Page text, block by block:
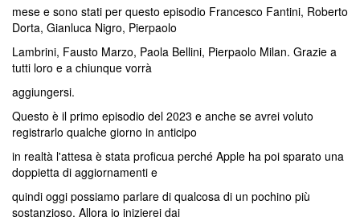
mese e sono stati per questo episodio Francesco Fantini, Roberto
Dorta, Gianluca Nigro, Pierpaolo
Lambrini, Fausto Marzo, Paola Bellini, Pierpaolo Milan. Grazie a
tutti loro e a chiunque vorrà
aggiungersi.
Questo è il primo episodio del 2023 e anche se avrei voluto
registrarlo qualche giorno in anticipo
in realtà l'attesa è stata proficua perché Apple ha poi sparato una
doppietta di aggiornamenti e
quindi oggi possiamo parlare di qualcosa di un pochino più
sostanzioso. Allora io inizierei dai